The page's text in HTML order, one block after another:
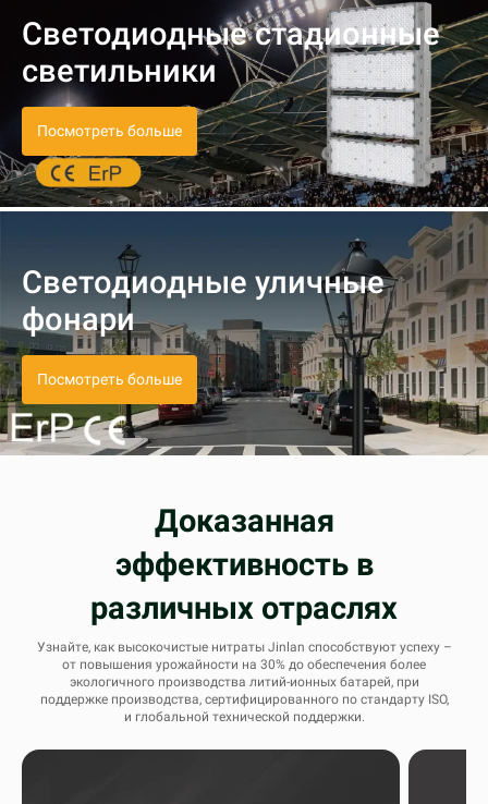
Светодиодные стадионные
светильники
Посмотреть больше
Светодиодные уличные
фонари
Посмотреть больше
Доказанная
эффективность в
различных отраслях
Узнайте, как высокочистые нитраты Jinlan способствуют успеху –
от повышения урожайности на 30% до обеспечения более
экологичного производства литий-ионных батарей, при
поддержке производства, сертифицированного по стандарту ISO,
и глобальной технической поддержки.